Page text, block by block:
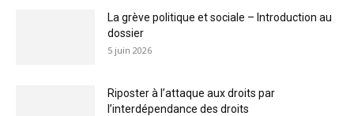
La grève politique et sociale – Introduction au
dossier
5 juin 2026
Riposter à l’attaque aux droits par
l’interdépendance des droits